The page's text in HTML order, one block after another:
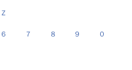
Ｚ
６ ７ ８ ９ ０